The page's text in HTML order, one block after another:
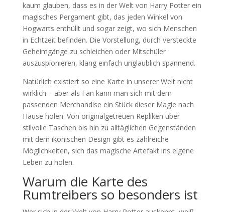
kaum glauben, dass es in der Welt von Harry Potter ein
magisches Pergament gibt, das jeden Winkel von
Hogwarts enthüllt und sogar zeigt, wo sich Menschen
in Echtzeit befinden. Die Vorstellung, durch versteckte
Geheimgänge zu schleichen oder Mitschüler
auszuspionieren, klang einfach unglaublich spannend.
Natürlich existiert so eine Karte in unserer Welt nicht
wirklich – aber als Fan kann man sich mit dem
passenden Merchandise ein Stück dieser Magie nach
Hause holen. Von originalgetreuen Repliken über
stilvolle Taschen bis hin zu alltäglichen Gegenständen
mit dem ikonischen Design gibt es zahlreiche
Möglichkeiten, sich das magische Artefakt ins eigene
Leben zu holen.
Warum die Karte des
Rumtreibers so besonders ist